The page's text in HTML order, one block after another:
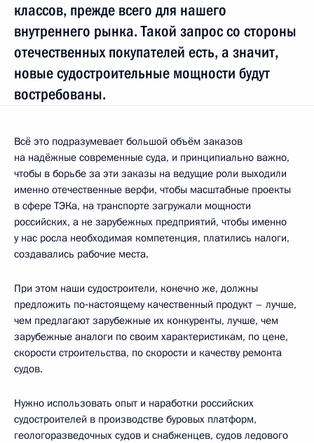
классов, прежде всего для нашего
внутреннего рынка. Такой запрос со стороны
отечественных покупателей есть, а значит,
новые судостроительные мощности будут
востребованы.
Всё это подразумевает большой объём заказов
на надёжные современные суда, и принципиально важно,
чтобы в борьбе за эти заказы на ведущие роли выходили
именно отечественные верфи, чтобы масштабные проекты
в сфере ТЭКа, на транспорте загружали мощности
российских, а не зарубежных предприятий, чтобы именно
у нас росла необходимая компетенция, платились налоги,
создавались рабочие места.
При этом наши судостроители, конечно же, должны
предложить по‑настоящему качественный продукт – лучше,
чем предлагают зарубежные их конкуренты, лучше, чем
зарубежные аналоги по своим характеристикам, по цене,
скорости строительства, по скорости и качеству ремонта
судов.
Нужно использовать опыт и наработки российских
судостроителей в производстве буровых платформ,
геологоразведочных судов и снабженцев, судов ледового